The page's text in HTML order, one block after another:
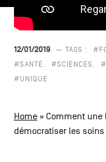
MENTIONS LÉGALES
COOKIES POLICY
FacebookInstagram
12/01/2019 — TAGS :
#SANTÉ
#SCIENCES
#UNIQUE
Home» Comment une
démocratiser les